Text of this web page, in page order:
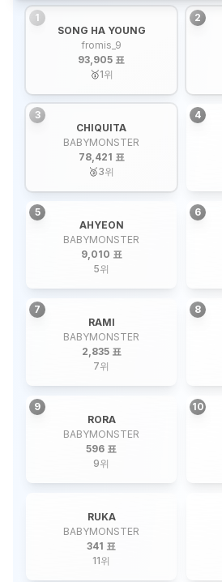
1
SONG HA YOUNG
fromis_9
93,905 표
🥇1위
2
3
CHIQUITA
BABYMONSTER
78,421 표
🥉3위
4
5
AHYEON
BABYMONSTER
9,010 표
5위
6
7
RAMI
BABYMONSTER
2,835 표
7위
8
9
RORA
BABYMONSTER
596 표
9위
10
RUKA
BABYMONSTER
341 표
11위